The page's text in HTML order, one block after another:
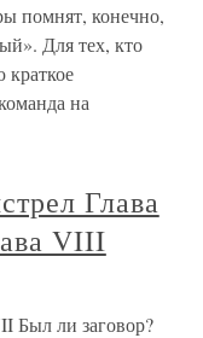
помнят, конечно,
Для тех, кто
краткое
на
Глава
VIII
Был ли заговор?